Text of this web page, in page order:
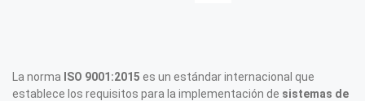
La norma ISO 9001:2015 es un estándar internacional que
establece los requisitos para la implementación de sistemas de